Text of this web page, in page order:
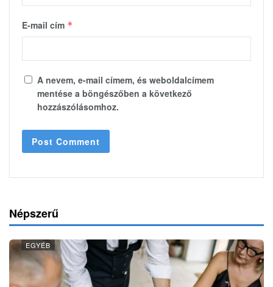
E-mail cím *
A nevem, e-mail címem, és weboldalcímem
mentése a böngészőben a következő
hozzászólásomhoz.
Népszerű
EGYÉB